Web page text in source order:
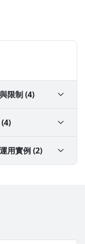
定。
靈運作系統。
限制 (4)
？
，直到它被替代
用實例 (2)